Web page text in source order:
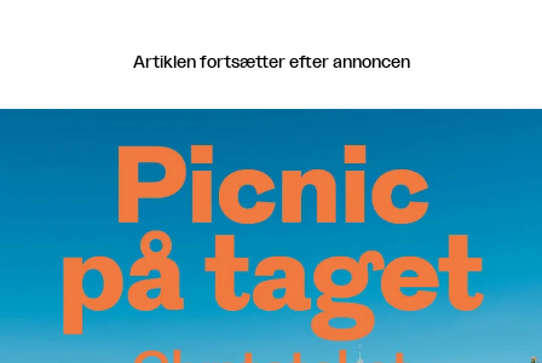
Artiklen fortsætter efter annoncen